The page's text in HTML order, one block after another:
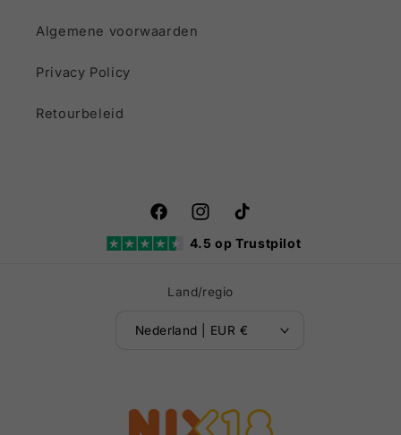
Algemene voorwaarden
Privacy Policy
Retourbeleid
FacebookInstagramTikTok
4.5 op Trustpilot
Land/regio
Nederland | EUR €